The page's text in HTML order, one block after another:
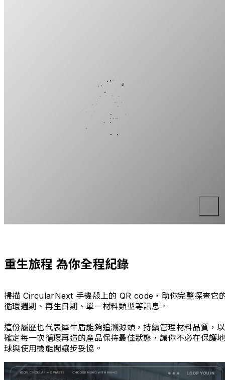
重生旅程 為你全程紀錄
掃描 CircularNext 手機殼上的 QR code，助你完整探查它
循環週期、再生日期、單一材料類型等訊息。
這份履歷也代表犀牛盾能夠追溯源頭，持續管理材料品質，以
確定每一次循環再造的產品保持最佳狀態，讓你不必在保護地
球與使用機能間讓步妥協。